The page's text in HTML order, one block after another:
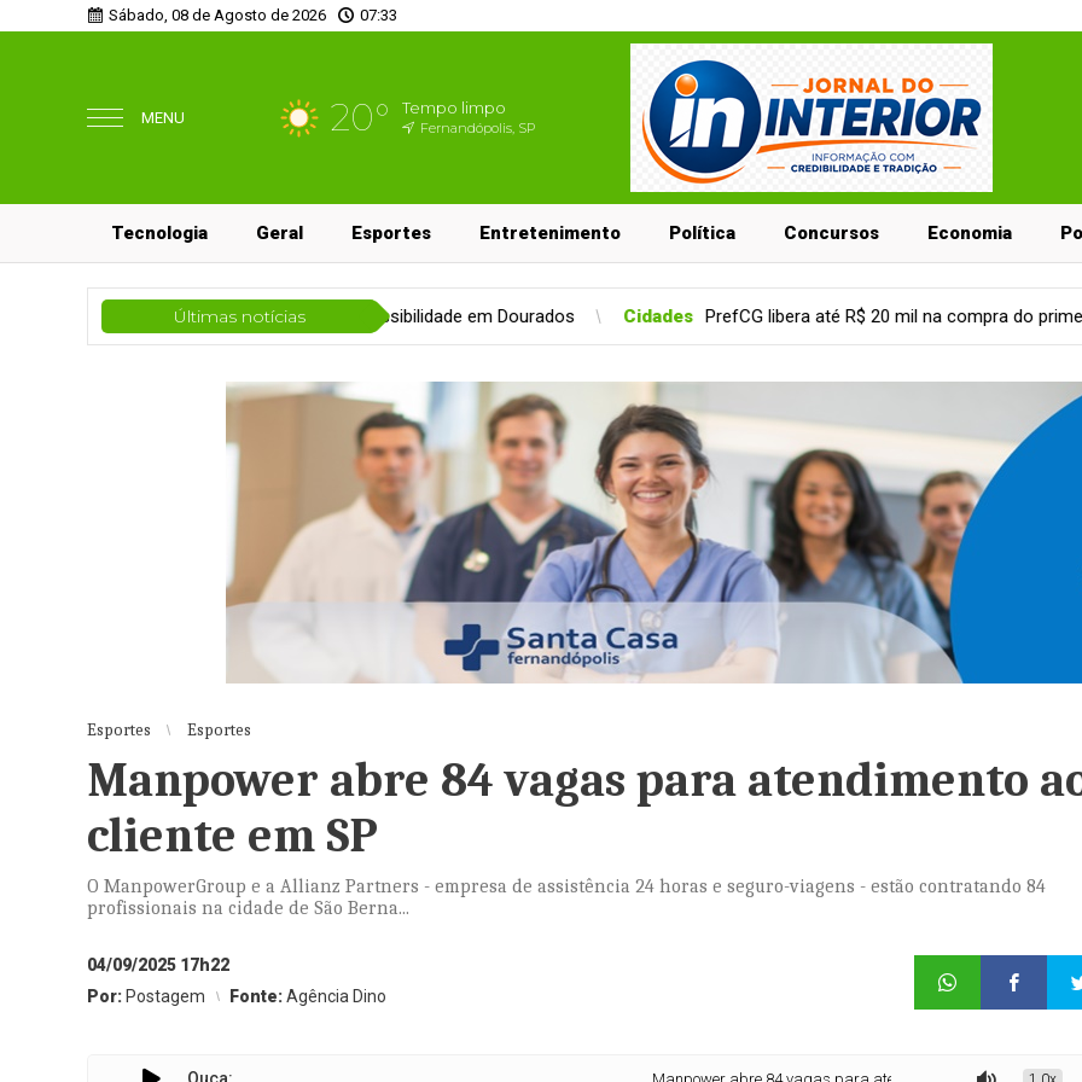
Sábado, 08 de Agosto de 2026 07:33
MENU 20° Tempo limpo
Fernandópolis, SP
Tecnologia Geral Esportes Entretenimento Política Concursos Economia
Últimas notícias
da Lei da Acessibilidade em Dourados Cidades PrefCG libera até R$ 20 mil na compra do primeiro imóvel
Esportes Esportes
Manpower abre 84 vagas para atendimento
cliente em SP
O ManpowerGroup e a Allianz Partners - empresa de assistência 24 horas e seguro-viagens - estão contratando 84
profissionais na cidade de São Berna...
04/09/2025 17h22
Por: Postagem Fonte:Agência Dino